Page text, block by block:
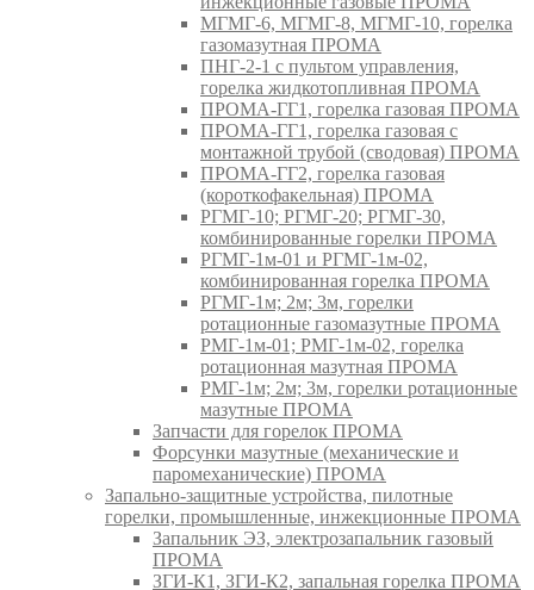
МГМГ-6, МГМГ-8, МГМГ-10, горелка
газомазутная ПРОМА
ПНГ-2-1 с пультом управления,
горелка жидкотопливная ПРОМА
ПРОМА-ГГ1, горелка газовая ПРОМА
ПРОМА-ГГ1, горелка газовая с
монтажной трубой (сводовая) ПРОМА
ПРОМА-ГГ2, горелка газовая
(короткофакельная) ПРОМА
РГМГ-10; РГМГ-20; РГМГ-30,
комбинированные горелки ПРОМА
РГМГ-1м-01 и РГМГ-1м-02,
комбинированная горелка ПРОМА
РГМГ-1м; 2м; 3м, горелки
ротационные газомазутные ПРОМА
РМГ-1м-01; РМГ-1м-02, горелка
ротационная мазутная ПРОМА
РМГ-1м; 2м; 3м, горелки ротационные
мазутные ПРОМА
Запчасти для горелок ПРОМА
Форсунки мазутные (механические и
паромеханические) ПРОМА
Запально-защитные устройства, пилотные
горелки, промышленные, инжекционные ПРОМА
Запальник ЭЗ, электрозапальник газовый
ПРОМА
ЗГИ-К1, ЗГИ-К2, запальная горелка ПРОМА